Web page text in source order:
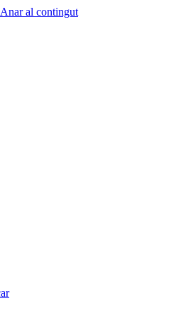
Anar al contingut